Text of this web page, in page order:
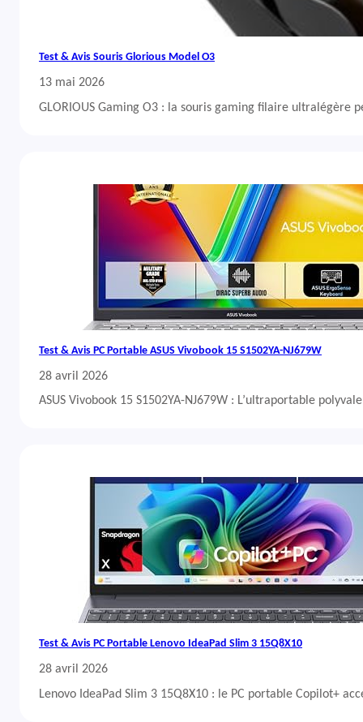
Test & Avis Souris Glorious Model O3
13 mai 2026
GLORIOUS Gaming O3 : la souris gaming filaire ultralégère
Test & Avis PC Portable ASUS Vivobook 15 S1502YA-NJ679W
28 avril 2026
ASUS Vivobook 15 S1502YA-NJ679W : L’ultraportable
Test & Avis PC Portable Lenovo IdeaPad Slim 3 15Q8X10
28 avril 2026
Lenovo IdeaPad Slim 3 15Q8X10 : le PC portable Copilot+